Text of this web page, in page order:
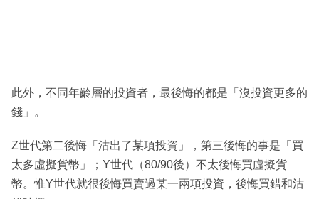
此外，不同年齡層的投資者，最後悔的都是「沒投資更多的
錢」。
Z世代第二後悔「沽出了某項投資」，第三後悔的事是「買
太多虛擬貨幣」；Y世代（80/90後）不太後悔買虛擬貨
幣。惟Y世代就很後悔買賣過某一兩項投資，後悔買錯和沽